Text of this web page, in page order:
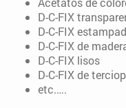
D-C-FIX
D-C-FIX
D-C-FIX de
D-C-FIX lisos
D-C-FIX de
etc.….